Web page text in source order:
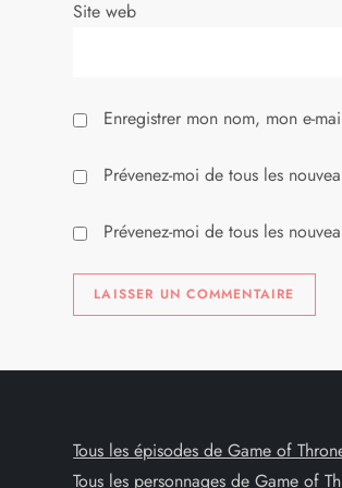
t
c
l
e
Site web
Enregistrer mon nom, mon e-
Prévenez-moi de tous les
Prévenez-moi de tous les
Tous les épisodes de Game of
Tous les personnages de Game of